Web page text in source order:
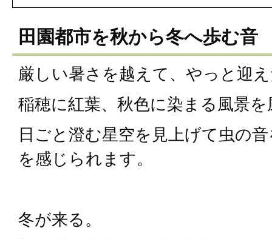
田園都市を秋から冬へ歩む音
厳しい暑さを越えて、やっと迎
稲穂に紅葉、秋色に染まる風景
日ごと澄む星空を見上げて虫の
を感じられます。
冬が来る。